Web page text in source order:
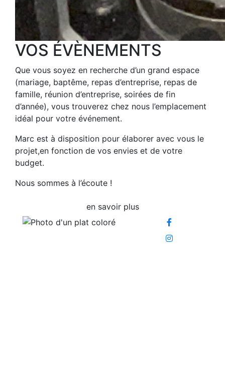
VOS ÉVÈNEMENTS
Que vous soyez en recherche d’un grand espace
(mariage, baptême, repas d’entreprise, repas de
famille, réunion d’entreprise, soirées de fin
d’année), vous trouverez chez nous l’emplacement
idéal pour votre événement.
Marc est à disposition pour élaborer avec vous le
projet,en fonction de vos envies et de votre
budget.
Nous sommes à l’écoute !
en savoir plus